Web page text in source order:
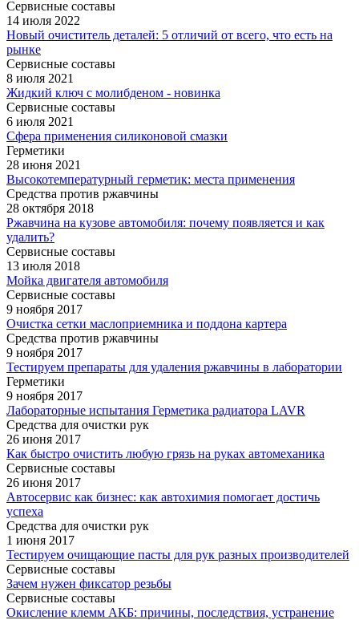
Сервисные составы
14 июля 2022
Новый очиститель деталей: 5 отличий от всего, что есть на
рынке
Сервисные составы
8 июля 2021
Жидкий ключ с молибденом - новинка
Сервисные составы
6 июля 2021
Сфера применения силиконовой смазки
Герметики
28 июня 2021
Высокотемпературный герметик: места применения
Средства против ржавчины
28 октября 2018
Ржавчина на кузове автомобиля: почему появляется и как
удалить?
Сервисные составы
13 июля 2018
Мойка двигателя автомобиля
Сервисные составы
9 ноября 2017
Очистка сетки маслоприемника и поддона картера
Средства против ржавчины
9 ноября 2017
Тестируем препараты для удаления ржавчины в лаборатории
Герметики
9 ноября 2017
Лабораторные испытания Герметика радиатора LAVR
Средства для очистки рук
26 июня 2017
Как быстро очистить любую грязь на руках автомеханика
Сервисные составы
26 июня 2017
Автосервис как бизнес: как автохимия помогает достичь
успеха
Средства для очистки рук
1 июня 2017
Тестируем очищающие пасты для рук разных производителей
Сервисные составы
Зачем нужен фиксатор резьбы
Сервисные составы
Окисление клемм АКБ: причины, последствия, устранение